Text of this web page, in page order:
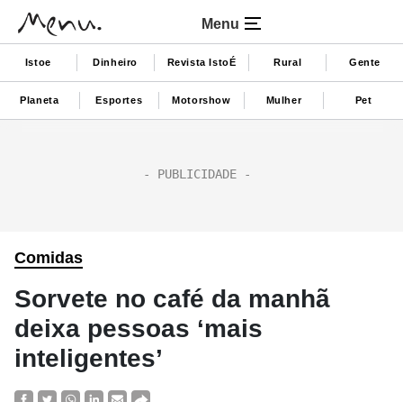
Menu
Istoe Dinheiro Revista IstoÉ Rural Gente
Planeta Esportes Motorshow Mulher Pet
Comidas
Sorvete no café da manhã
deixa pessoas ‘mais
inteligentes’